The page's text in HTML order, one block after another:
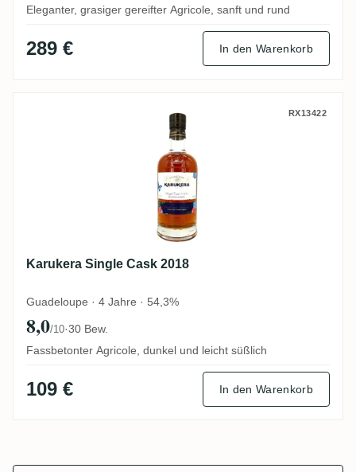
Eleganter, grasiger gereifter Agricole, sanft und rund
289 € In den Warenkorb
Karukera Single Cask 2018 RX13422
Karukera Single Cask 2018
Guadeloupe · 4 Jahre · 54,3%
8,0/10·30 Bew.
Fassbetonter Agricole, dunkel und leicht süßlich
109 € In den Warenkorb